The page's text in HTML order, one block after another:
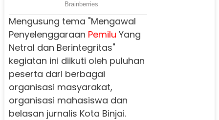
Mengusung tema "Mengawal
Penyelenggaraan Pemilu Yang
Netral dan Berintegritas"
kegiatan ini diikuti oleh puluhan
peserta dari berbagai
organisasi masyarakat,
organisasi mahasiswa dan
belasan jurnalis Kota Binjai.